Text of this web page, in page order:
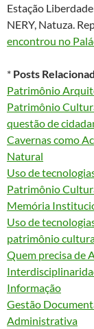
Estação
NERY, Natuza.
encontrou no
* Posts
Patrimônio
Patrimônio
questão de
Cavernas como
Natural
Uso de
Patrimônio
Memória
Uso de
patrimônio
Quem precisa de
Informação
Gestão
Administrativa